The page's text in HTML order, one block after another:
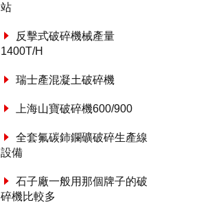
站
反擊式破碎機械產量
1400T/H
瑞士產混凝土破碎機
上海山寶破碎機600/900
全套氟碳鈰鑭礦破碎生產線
設備
石子廠一般用那個牌子的破
碎機比較多